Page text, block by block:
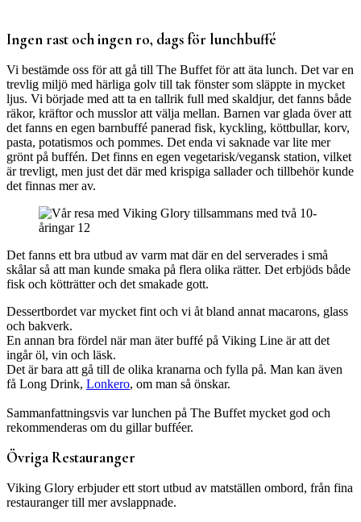
Ingen rast och ingen ro, dags för lunchbuffé
Vi bestämde oss för att gå till The Buffet för att äta lunch. Det var en
trevlig miljö med härliga golv till tak fönster som släppte in mycket
ljus. Vi började med att ta en tallrik full med skaldjur, det fanns både
räkor, kräftor och musslor att välja mellan. Barnen var glada över att
det fanns en egen barnbuffé panerad fisk, kyckling, köttbullar, korv,
pasta, potatismos och pommes. Det enda vi saknade var lite mer
grönt på buffén. Det finns en egen vegetarisk/vegansk station, vilket
är trevligt, men just det där med krispiga sallader och tillbehör kunde
det finnas mer av.
Det fanns ett bra utbud av varm mat där en del serverades i små
skålar så att man kunde smaka på flera olika rätter. Det erbjöds både
fisk och kötträtter och det smakade gott.
Dessertbordet var mycket fint och vi åt bland annat macarons, glass
och bakverk.
En annan bra fördel när man äter buffé på Viking Line är att det
ingår öl, vin och läsk.
Det är bara att gå till de olika kranarna och fylla på. Man kan även
få Long Drink, Lonkero, om man så önskar.
Sammanfattningsvis var lunchen på The Buffet mycket god och
rekommenderas om du gillar bufféer.
Övriga Restauranger
Viking Glory erbjuder ett stort utbud av matställen ombord, från fina
restauranger till mer avslappnade.